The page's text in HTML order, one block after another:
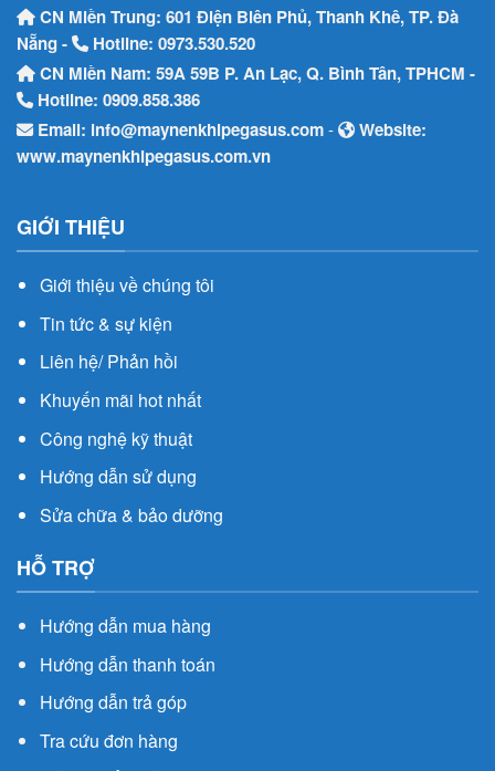
CN Miền Trung: 601 Điện Biên Phủ, Thanh Khê, TP. Đà
Nẵng -
Hotline: 0973.530.520
CN Miền Nam: 59A 59B P. An Lạc, Q. Bình Tân, TPHCM -
Hotline: 0909.858.386
Email: info@maynenkhipegasus.com-
Website:
www.maynenkhipegasus.com.vn
GIỚI THIỆU
Giới thiệu về chúng tôi
Tin tức & sự kiện
Liên hệ/ Phản hồi
Khuyến mãi hot nhất
Công nghệ kỹ thuật
Hướng dẫn sử dụng
Sửa chữa & bảo dưỡng
HỖ TRỢ
Hướng dẫn mua hàng
Hướng dẫn thanh toán
Hướng dẫn trả góp
Tra cứu đơn hàng